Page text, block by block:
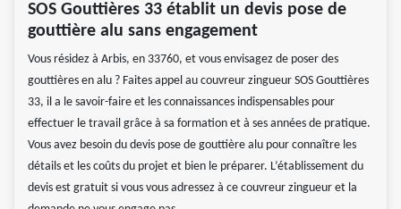
SOS Gouttières 33 établit un devis pose de
gouttière alu sans engagement
Vous résidez à Arbis, en 33760, et vous envisagez de poser des
gouttières en alu ? Faites appel au couvreur zingueur SOS Gouttières
33, il a le savoir-faire et les connaissances indispensables pour
effectuer le travail grâce à sa formation et à ses années de pratique.
Vous avez besoin du devis pose de gouttière alu pour connaître les
détails et les coûts du projet et bien le préparer. L’établissement du
devis est gratuit si vous vous adressez à ce couvreur zingueur et la